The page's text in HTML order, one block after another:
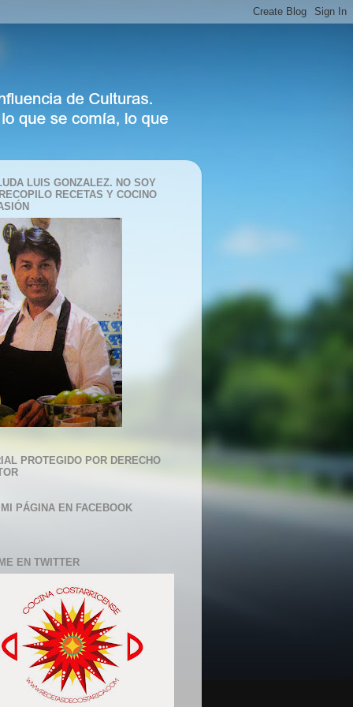
LUIS GONZALEZ. NO SOY
RECETAS Y COCINO
PROTEGIDO POR DERECHO
PÁGINA EN FACEBOOK
EN TWITTER